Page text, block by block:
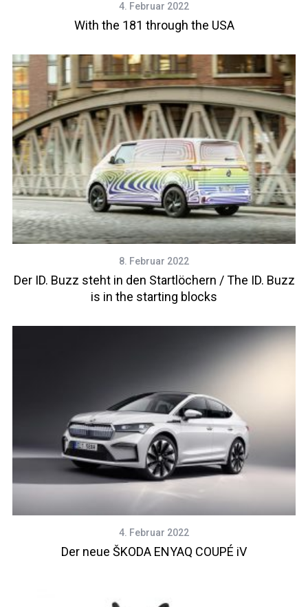
4. Februar 2022
With the 181 through the USA
8. Februar 2022
Der ID. Buzz steht in den Startlöchern / The ID. Buzz
is in the starting blocks
4. Februar 2022
Der neue ŠKODA ENYAQ COUPÉ iV